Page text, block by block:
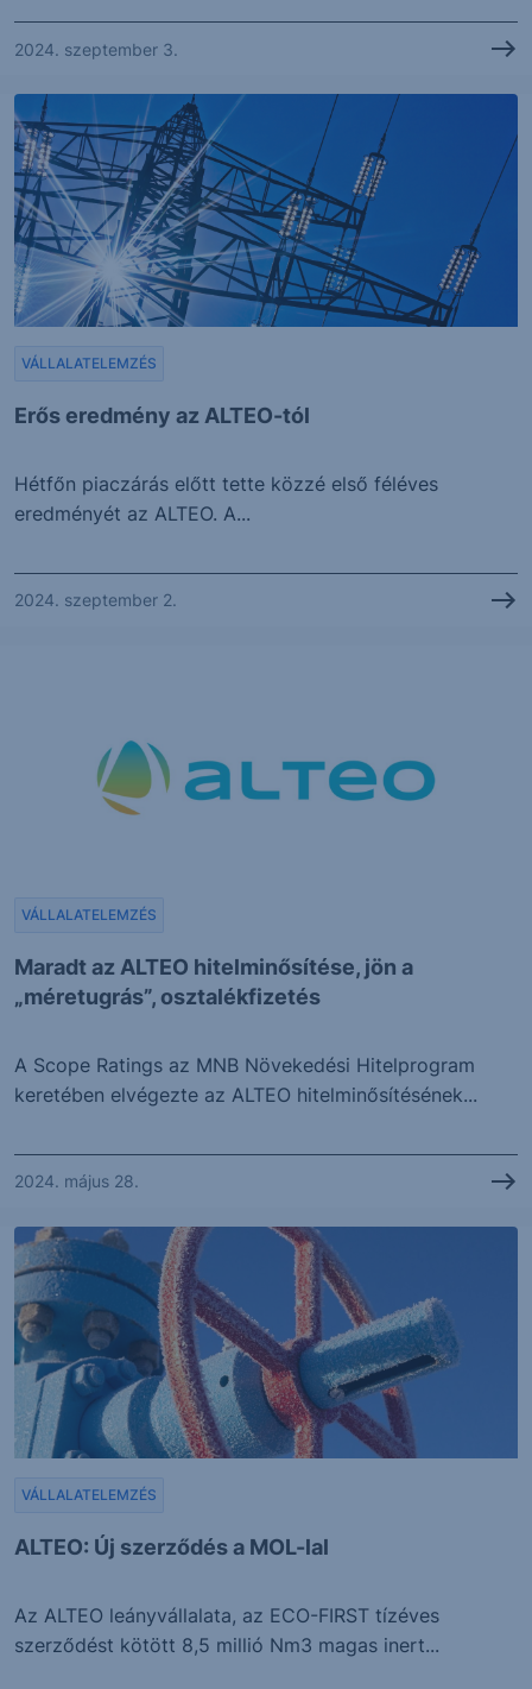
2024. szeptember 3.
Erős eredmény az ALTEO-tól
VÁLLALATELEMZÉS
Hétfőn piaczárás előtt tette közzé első féléves
eredményét az ALTEO. A...
2024. szeptember 2.
Maradt az ALTEO hitelminősítése, jön a
„méretugrás”, osztalékfizetés
VÁLLALATELEMZÉS
A Scope Ratings az MNB Növekedési Hitelprogram
keretében elvégezte az ALTEO hitelminősítésének...
2024. május 28.
ALTEO: Új szerződés a MOL-lal
VÁLLALATELEMZÉS
Az ALTEO leányvállalata, az ECO-FIRST tízéves
szerződést kötött 8,5 millió Nm3 magas inert...